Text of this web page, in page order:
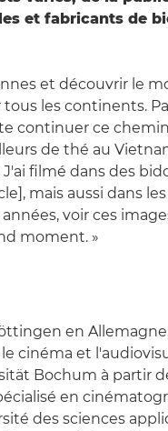
et fabricants de
et découvrir le
les continents.
continuer ce
de thé au
filmé dans des
mais aussi dans
voir ces
moment. »
en
cinéma et
Bochum à partir
en
des sciences